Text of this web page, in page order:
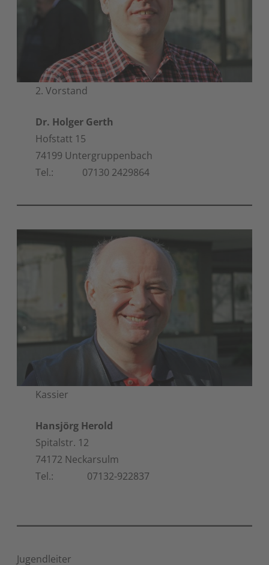
2. Vorstand
Dr. Holger Gerth
Hofstatt 15
74199 Untergruppenbach
Tel.: 07130 2429864
Kassier
Hansjörg Herold
Spitalstr. 12
74172 Neckarsulm
Tel.: 07132-922837
Jugendleiter